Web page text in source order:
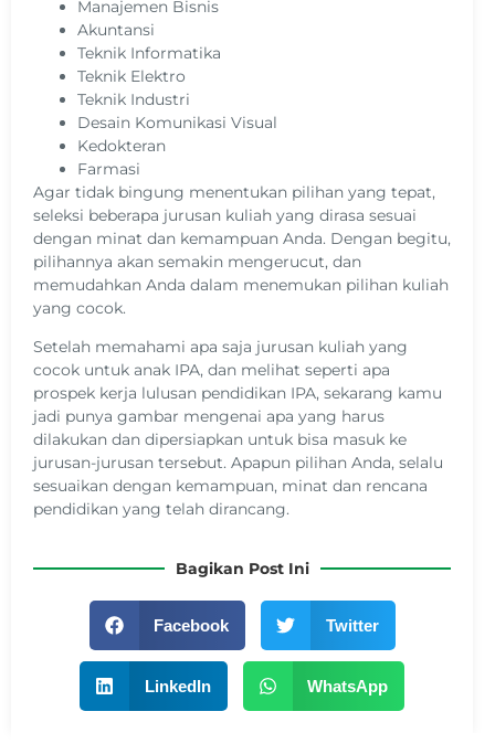
Manajemen Bisnis
Akuntansi
Teknik Informatika
Teknik Elektro
Teknik Industri
Desain Komunikasi Visual
Kedokteran
Farmasi
Agar tidak bingung menentukan pilihan yang tepat,
seleksi beberapa jurusan kuliah yang dirasa sesuai
dengan minat dan kemampuan Anda. Dengan begitu,
pilihannya akan semakin mengerucut, dan
memudahkan Anda dalam menemukan pilihan kuliah
yang cocok.
Setelah memahami apa saja jurusan kuliah yang
cocok untuk anak IPA, dan melihat seperti apa
prospek kerja lulusan pendidikan IPA, sekarang kamu
jadi punya gambar mengenai apa yang harus
dilakukan dan dipersiapkan untuk bisa masuk ke
jurusan-jurusan tersebut. Apapun pilihan Anda, selalu
sesuaikan dengan kemampuan, minat dan rencana
pendidikan yang telah dirancang.
Bagikan Post Ini
Facebook Twitter
LinkedIn WhatsApp